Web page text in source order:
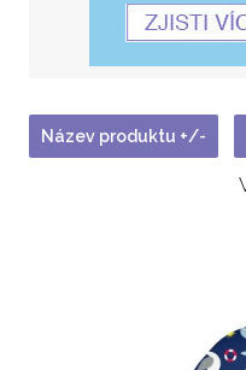
Název produktu +/-